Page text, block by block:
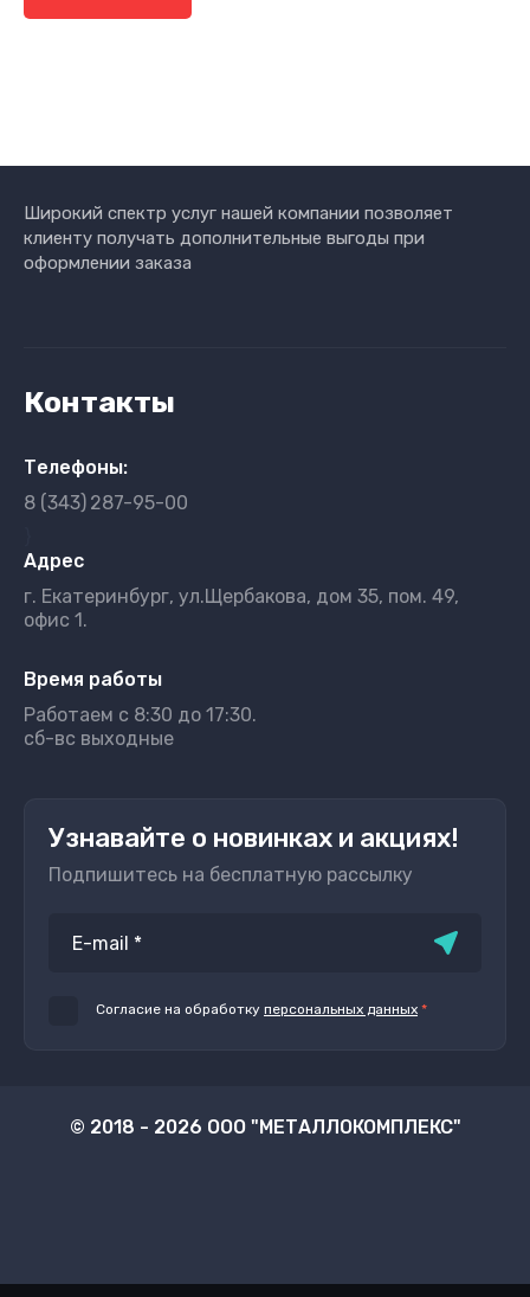
Широкий спектр услуг нашей компании позволяет
клиенту получать дополнительные выгоды при
оформлении заказа
Контакты
Телефоны:
8 (343) 287-95-00
Адрес
г. Екатеринбург, ул.Щербакова, дом 35, пом. 49,
офис 1.
Время работы
Работаем с 8:30 до 17:30.
сб-вс выходные
Узнавайте о новинках и акциях!
Подпишитесь на бесплатную рассылку
Согласие на обработку персональных данных *
© 2018 - 2026 ООО "МЕТАЛЛОКОМПЛЕКС"